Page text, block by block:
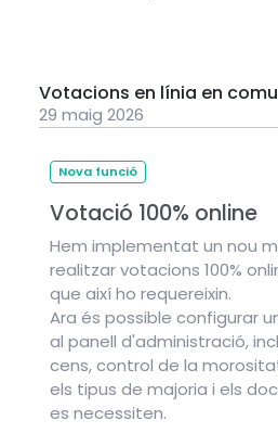
Votacions en línia en
29 maig 2026
Nova funció
Votació 100% online
Hem implementat un nou
realitzar votacions 100%
que així ho requereixin.
Ara és possible configurar
al panell d'administració,
cens, control de la
els tipus de majoria i els
es necessiten.